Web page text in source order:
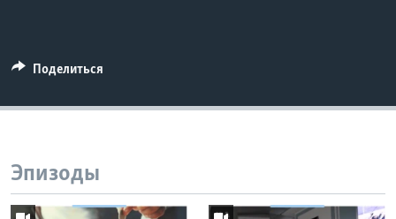
Поделиться
Эпизоды